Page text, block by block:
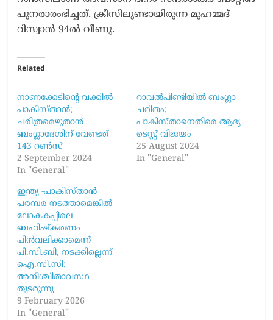
പുനരാരംഭിച്ചത്. ക്രീസിലുണ്ടായിരുന്ന മുഹമ്മദ്
റിസ്വാൻ 94ൽ വീണു.
Related
നാണക്കേടിന്‍റെ വക്കില്‍
പാകിസ്താന്‍;
ചരിത്രമെഴുതാന്‍
ബംഗ്ലാദേശിന് വേണ്ടത്
143 റണ്‍സ്
2 September 2024
In "General"
റാവൽപിണ്ടിയിൽ ബംഗ്ലാ
ചരിതം;
പാകിസ്താനെതിരെ ആദ്യ
ടെസ്റ്റ് വിജയം
25 August 2024
In "General"
ഇന്ത്യ -പാകിസ്താൻ
പരമ്പര നടത്താമെങ്കിൽ
ലോകകപ്പിലെ
ബഹിഷ്കരണം
പിൻവലിക്കാമെന്ന്
പി.സി.ബി, നടക്കില്ലെന്ന്
ഐ.സി.സി;
അനിശ്ചിതാവസ്ഥ
തുടരുന്നു
9 February 2026
In "General"